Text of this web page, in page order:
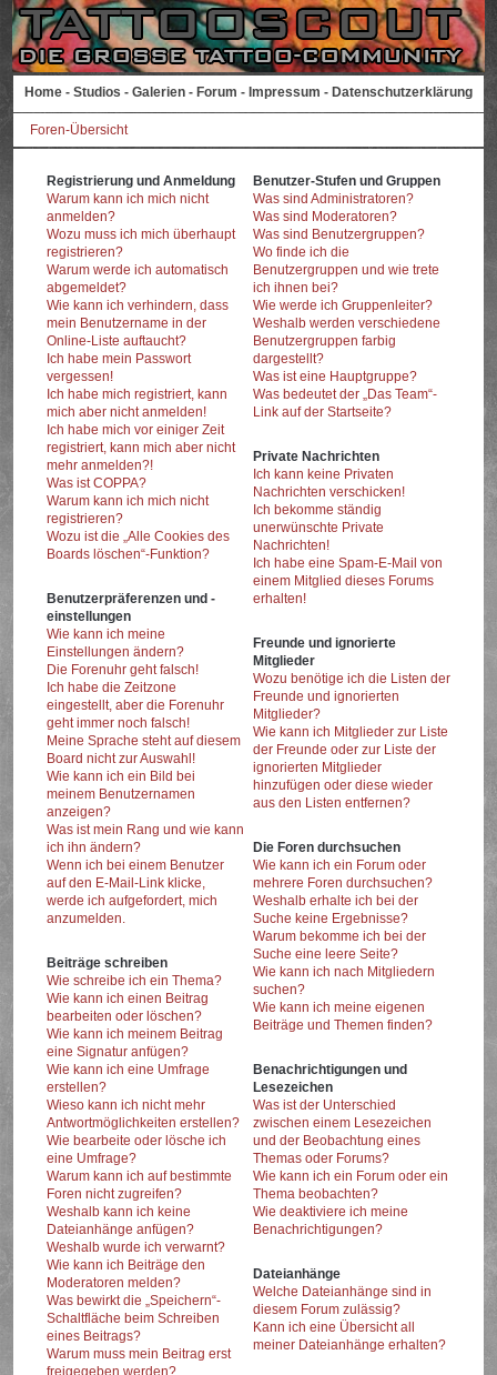
Home - Studios - Galerien - Forum - Impressum - Datenschutzerklärung
Foren-Übersicht
Registrierung und Anmeldung
Warum kann ich mich nicht
anmelden?
Wozu muss ich mich überhaupt
registrieren?
Warum werde ich automatisch
abgemeldet?
Wie kann ich verhindern, dass
mein Benutzername in der
Online-Liste auftaucht?
Ich habe mein Passwort
vergessen!
Ich habe mich registriert, kann
mich aber nicht anmelden!
Ich habe mich vor einiger Zeit
registriert, kann mich aber nicht
mehr anmelden?!
Was ist COPPA?
Warum kann ich mich nicht
registrieren?
Wozu ist die „Alle Cookies des
Boards löschen“-Funktion?
Benutzerpräferenzen und -
einstellungen
Wie kann ich meine
Einstellungen ändern?
Die Forenuhr geht falsch!
Ich habe die Zeitzone
eingestellt, aber die Forenuhr
geht immer noch falsch!
Meine Sprache steht auf diesem
Board nicht zur Auswahl!
Wie kann ich ein Bild bei
meinem Benutzernamen
anzeigen?
Was ist mein Rang und wie kann
ich ihn ändern?
Wenn ich bei einem Benutzer
auf den E-Mail-Link klicke,
werde ich aufgefordert, mich
anzumelden.
Beiträge schreiben
Wie schreibe ich ein Thema?
Wie kann ich einen Beitrag
bearbeiten oder löschen?
Wie kann ich meinem Beitrag
eine Signatur anfügen?
Wie kann ich eine Umfrage
erstellen?
Wieso kann ich nicht mehr
Antwortmöglichkeiten erstellen?
Wie bearbeite oder lösche ich
eine Umfrage?
Warum kann ich auf bestimmte
Foren nicht zugreifen?
Weshalb kann ich keine
Dateianhänge anfügen?
Weshalb wurde ich verwarnt?
Wie kann ich Beiträge den
Moderatoren melden?
Was bewirkt die „Speichern“-
Schaltfläche beim Schreiben
eines Beitrags?
Warum muss mein Beitrag erst
freigegeben werden?
Benutzer-Stufen und Gruppen
Was sind Administratoren?
Was sind Moderatoren?
Was sind Benutzergruppen?
Wo finde ich die
Benutzergruppen und wie trete
ich ihnen bei?
Wie werde ich Gruppenleiter?
Weshalb werden verschiedene
Benutzergruppen farbig
dargestellt?
Was ist eine Hauptgruppe?
Was bedeutet der „Das Team“-
Link auf der Startseite?
Private Nachrichten
Ich kann keine Privaten
Nachrichten verschicken!
Ich bekomme ständig
unerwünschte Private
Nachrichten!
Ich habe eine Spam-E-Mail von
einem Mitglied dieses Forums
erhalten!
Freunde und ignorierte
Mitglieder
Wozu benötige ich die Listen der
Freunde und ignorierten
Mitglieder?
Wie kann ich Mitglieder zur Liste
der Freunde oder zur Liste der
ignorierten Mitglieder
hinzufügen oder diese wieder
aus den Listen entfernen?
Die Foren durchsuchen
Wie kann ich ein Forum oder
mehrere Foren durchsuchen?
Weshalb erhalte ich bei der
Suche keine Ergebnisse?
Warum bekomme ich bei der
Suche eine leere Seite?
Wie kann ich nach Mitgliedern
suchen?
Wie kann ich meine eigenen
Beiträge und Themen finden?
Benachrichtigungen und
Lesezeichen
Was ist der Unterschied
zwischen einem Lesezeichen
und der Beobachtung eines
Themas oder Forums?
Wie kann ich ein Forum oder ein
Thema beobachten?
Wie deaktiviere ich meine
Benachrichtigungen?
Dateianhänge
Welche Dateianhänge sind in
diesem Forum zulässig?
Kann ich eine Übersicht all
meiner Dateianhänge erhalten?